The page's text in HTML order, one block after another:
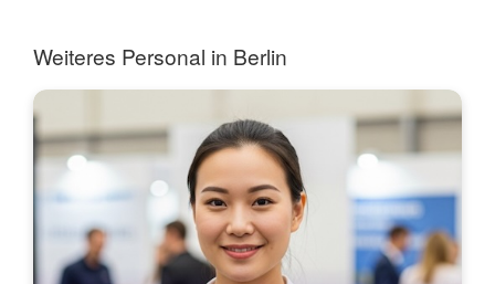
Weiteres Personal in Berlin